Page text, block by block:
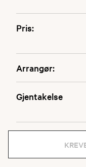
Pris:
Arrangør:
Gjentakelse